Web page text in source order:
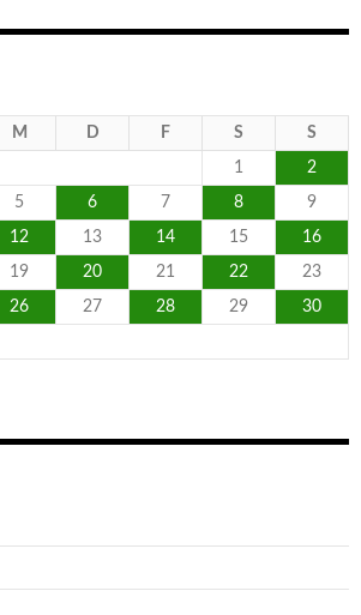
M D F S S
1 2
5 6 7 8 9
12 13 14 15 16
19 20 21 22 23
26 27 28 29 30